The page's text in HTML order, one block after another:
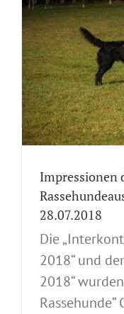
Impressionen
28.07.2018
Die
2018“ und
2018“
Rassehunde“